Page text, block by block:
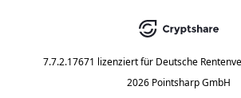
7.7.2.17671 lizenziert für Deutsche
2026 Pointsharp GmbH